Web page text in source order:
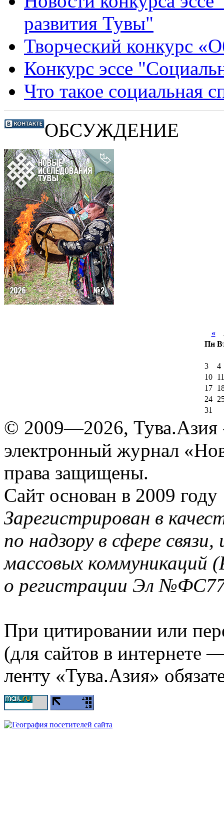
развития Тувы"
Творческий конкурс
Конкурс эссе
Что такое социальная
ОБСУЖДЕНИЕ
«
Пн
3
4
10
11
17
24
31
© 2009—2026, Тува.Азия
электронный журнал
права защищены.
Сайт основан в 2009 году
Зарегистрирован в
по надзору в сфере
массовых коммуникаций
о регистрации Эл
При цитировании или
(для сайтов в интернете
ленту «Тува.Азия»